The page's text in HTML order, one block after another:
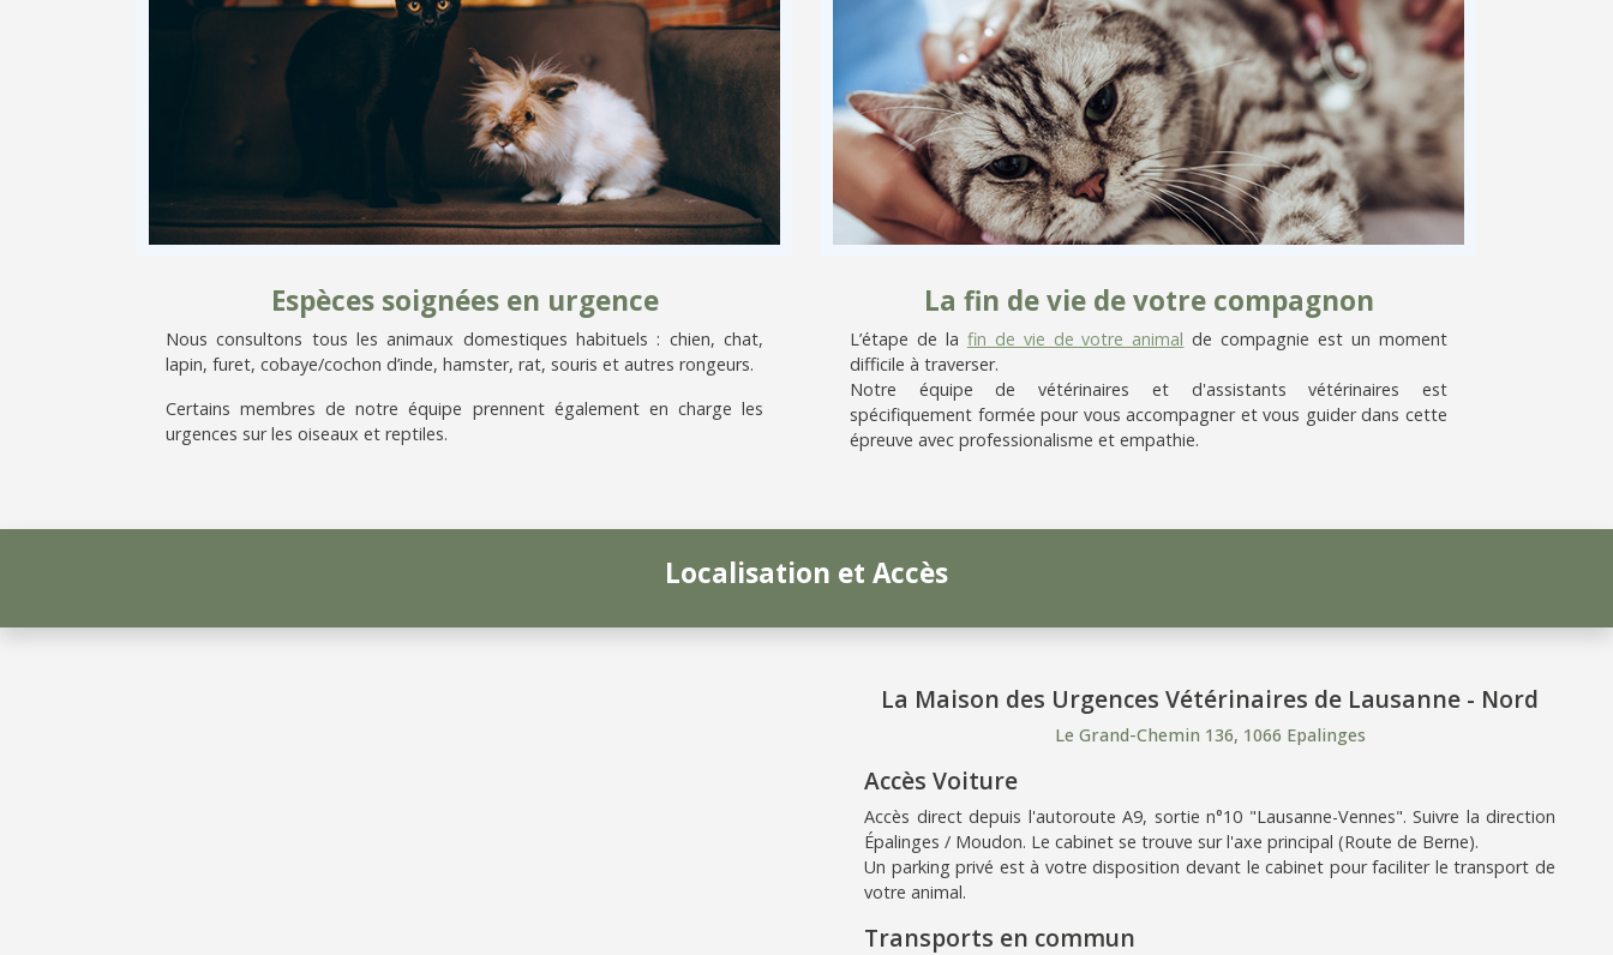
Espèces soignées en urgence
Nous consultons tous les animaux domestiques habituels : chien, chat,
lapin, furet, cobaye/cochon d’inde, hamster, rat, souris et autres rongeurs.
Certains membres de notre équipe prennent également en charge les
urgences sur les oiseaux et reptiles.
La fin de vie de votre compagnon
L’étape de la fin de vie de votre animal de compagnie est un moment
difficile à traverser.
Notre équipe de vétérinaires et d'assistants vétérinaires est
spécifiquement formée pour vous accompagner et vous guider dans cette
épreuve avec professionalisme et empathie.
Localisation et Accès
La Maison des Urgences Vétérinaires de Lausanne - Nord
Le Grand-Chemin 136, 1066 Epalinges
Accès Voiture
Accès direct depuis l'autoroute A9, sortie n°10 "Lausanne-Vennes". Suivre la direction
Épalinges / Moudon. Le cabinet se trouve sur l'axe principal (Route de Berne).
Un parking privé est à votre disposition devant le cabinet pour faciliter le transport de
votre animal.
Transports en commun